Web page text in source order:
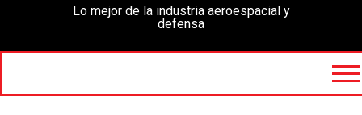
Lo mejor de la industria aeroespacial y
defensa